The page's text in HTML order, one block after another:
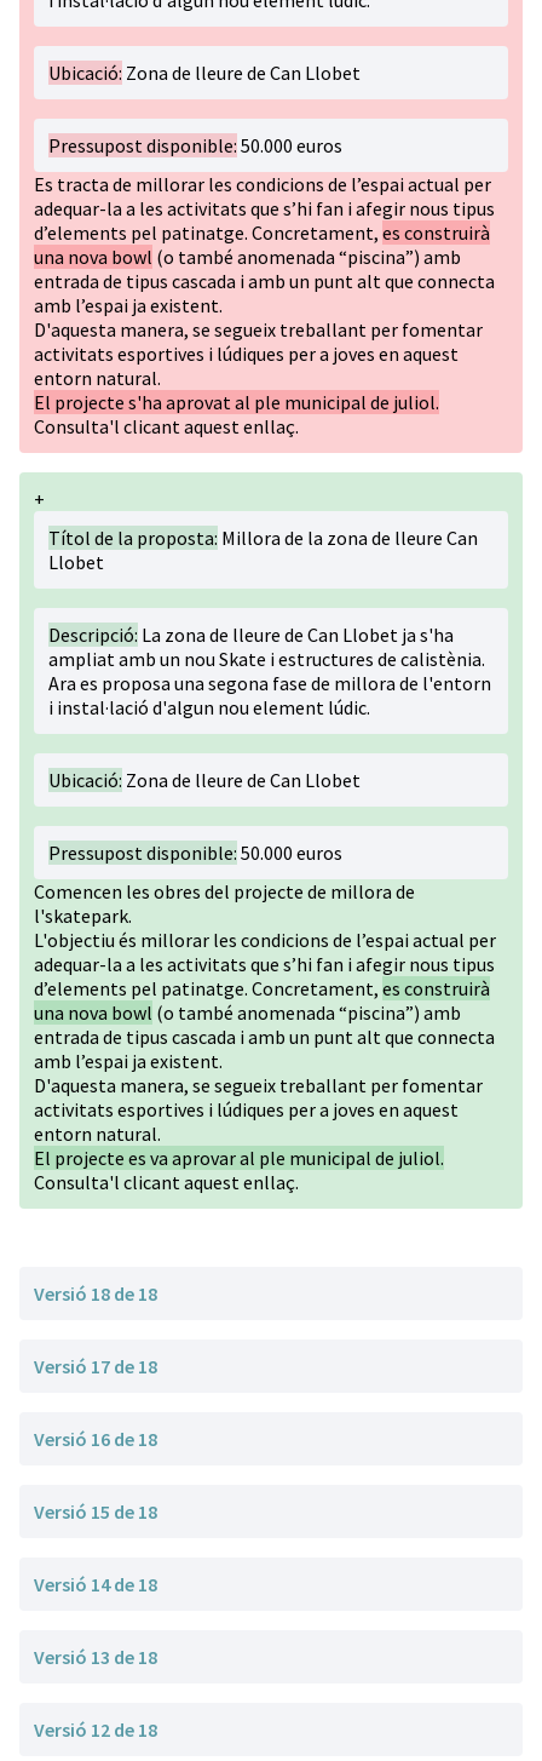
Ubicació: Zona de lleure de Can Llobet
Pressupost disponible: 50.000 euros
Es tracta de millorar les condicions de l’espai actual per
adequar-la a les activitats que s’hi fan i afegir nous tipus
d’elements pel patinatge. Concretament, es construirà
una nova bowl (o també anomenada “piscina”) amb
entrada de tipus cascada i amb un punt alt que connecta
amb l’espai ja existent.
D'aquesta manera, se segueix treballant per fomentar
activitats esportives i lúdiques per a joves en aquest
entorn natural.
El projecte s'ha aprovat al ple municipal de juliol.
Consulta'l clicantaquest enllaç.
+
Títol de la proposta: Millora de la zona de lleure Can
Llobet
Descripció: La zona de lleure de Can Llobet ja s'ha
ampliat amb un nou Skate i estructures de calistènia.
Ara es proposa una segona fase de millora de l'entorn
i instal·lació d'algun nou element lúdic.
Ubicació: Zona de lleure de Can Llobet
Pressupost disponible: 50.000 euros
Comencen les obres del projecte de millora de
l'skatepark.
L'objectiu és millorar les condicions de l’espai actual per
adequar-la a les activitats que s’hi fan i afegir nous tipus
d’elements pel patinatge. Concretament, es construirà
una nova bowl (o també anomenada “piscina”) amb
entrada de tipus cascada i amb un punt alt que connecta
amb l’espai ja existent.
D'aquesta manera, se segueix treballant per fomentar
activitats esportives i lúdiques per a joves en aquest
entorn natural.
El projecte es va aprovar al ple municipal de juliol.
Consulta'l clicantaquest enllaç.
Versió 18 de 18
Versió 17 de 18
Versió 16 de 18
Versió 15 de 18
Versió 14 de 18
Versió 13 de 18
Versió 12 de 18